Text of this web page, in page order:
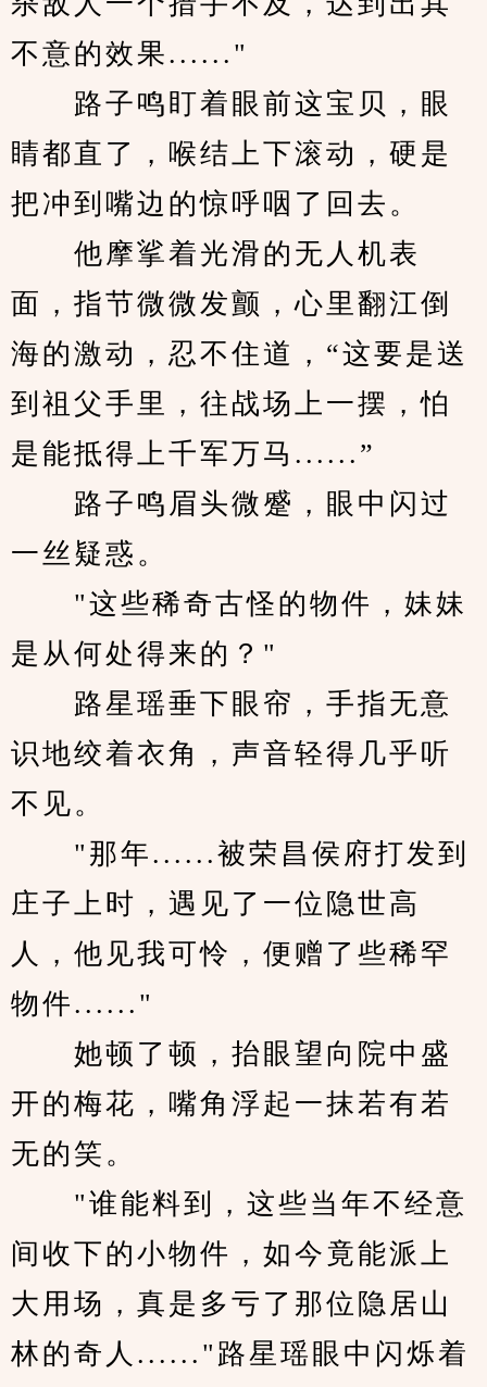
不意的效果......"
路子鸣盯着眼前这宝贝，眼
睛都直了，喉结上下滚动，硬是
把冲到嘴边的惊呼咽了回去。
他摩挲着光滑的无人机表
面，指节微微发颤，心里翻江倒
海的激动，忍不住道，“这要是送
到祖父手里，往战场上一摆，怕
是能抵得上千军万马......”
路子鸣眉头微蹙，眼中闪过
一丝疑惑。
"这些稀奇古怪的物件，妹妹
是从何处得来的？"
路星瑶垂下眼帘，手指无意
识地绞着衣角，声音轻得几乎听
不见。
"那年......被荣昌侯府打发到
庄子上时，遇见了一位隐世高
人，他见我可怜，便赠了些稀罕
物件......"
她顿了顿，抬眼望向院中盛
开的梅花，嘴角浮起一抹若有若
无的笑。
"谁能料到，这些当年不经意
间收下的小物件，如今竟能派上
大用场，真是多亏了那位隐居山
林的奇人......"路星瑶眼中闪烁着